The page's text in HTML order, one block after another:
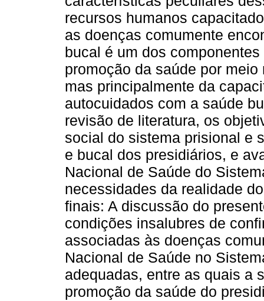
recursos humanos
as doenças comumente
bucal é um dos
promoção da saúde por
mas principalmente da
autocuidados com a saúde
revisão de literatura, os
social do sistema prisional e
e bucal dos presidiários, e
Nacional de Saúde do
necessidades da realidade
finais: A discussão do
condições insalubres de
associadas às doenças
Nacional de Saúde no
adequadas, entre as quais a
promoção da saúde do